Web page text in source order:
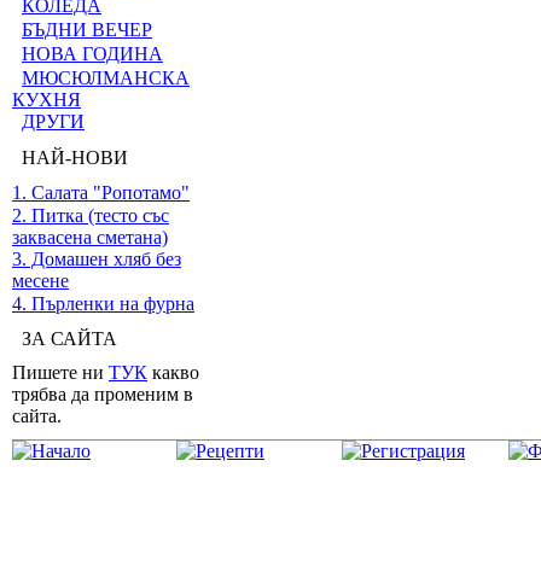
КОЛЕДА
БЪДНИ ВЕЧЕР
НОВА ГОДИНА
МЮСЮЛМАНСКА
КУХНЯ
ДРУГИ
НАЙ-НОВИ
1. Салата "Ропотамо"
2. Питка (тесто със
заквасена сметана)
3. Домашен хляб без
месене
4. Пърленки на фурна
ЗА САЙТА
Пишете ни ТУК какво
трябва да променим в
сайта.